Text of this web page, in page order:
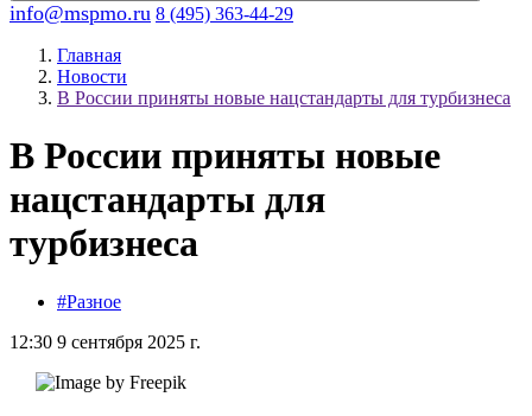
info@mspmo.ru 8 (495) 363-44-29
Главная
Новости
В России приняты новые нацстандарты для турбизнеса
В России приняты новые
нацстандарты для
турбизнеса
#Разное
12:30 9 сентября 2025 г.